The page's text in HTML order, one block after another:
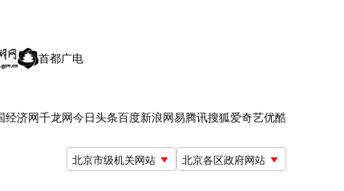
首都广电
经济网千龙网今日头条百度新浪网易腾讯搜狐爱奇艺优酷
北京市级机关网站 北京各区政府网站